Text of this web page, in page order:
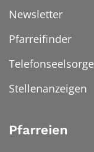
Newsletter
Pfarreifinder
Telefonseelsorge
Stellenanzeigen
Pfarreien